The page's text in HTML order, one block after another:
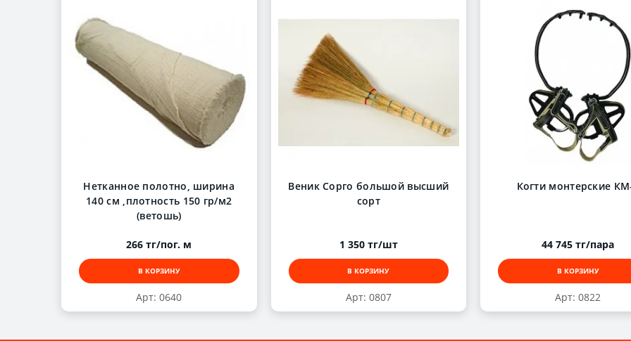
Арт: 0640
Нетканное полотно, ширина
140 см ,плотность 150 гр/м2
(ветошь)
266 тг/пог. м
В КОРЗИНУ
Арт: 0807
Веник Сорго большой высший
сорт
1 350 тг/шт
В КОРЗИНУ
Арт: 0822
Когти монтерские
44 745 тг/пара
В КОРЗИНУ